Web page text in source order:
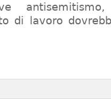
di lavoro